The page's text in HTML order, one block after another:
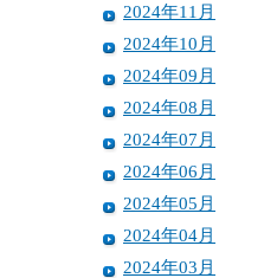
2024年11月
2024年10月
2024年09月
2024年08月
2024年07月
2024年06月
2024年05月
2024年04月
2024年03月